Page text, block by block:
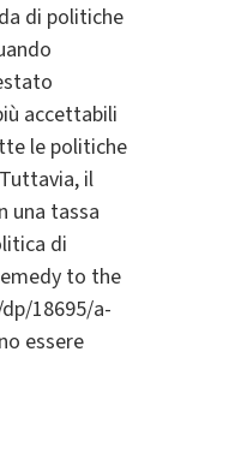
di politiche
accettabili
le politiche
il
una tassa
di
to the
18695/a-
essere